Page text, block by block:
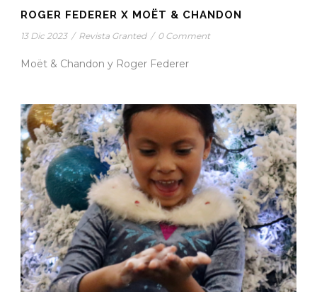
ROGER FEDERER X MOËT & CHANDON
13 Dic 2023 / Revista Granted / 0 Comment
Moët & Chandon y Roger Federer